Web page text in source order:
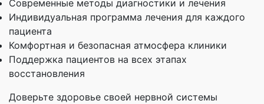
Современные методы диагностики и лечения
Индивидуальная программа лечения для каждого
пациента
Комфортная и безопасная атмосфера клиники
Поддержка пациентов на всех этапах
восстановления
Доверьте здоровье своей нервной системы